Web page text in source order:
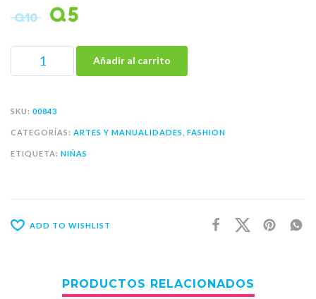
Q10 Q5
Añadir al carrito
SKU: 00843
CATEGORÍAS: ARTES Y MANUALIDADES FASHION
ETIQUETA: NIÑAS
ADD TO WISHLIST
PRODUCTOS RELACIONADOS